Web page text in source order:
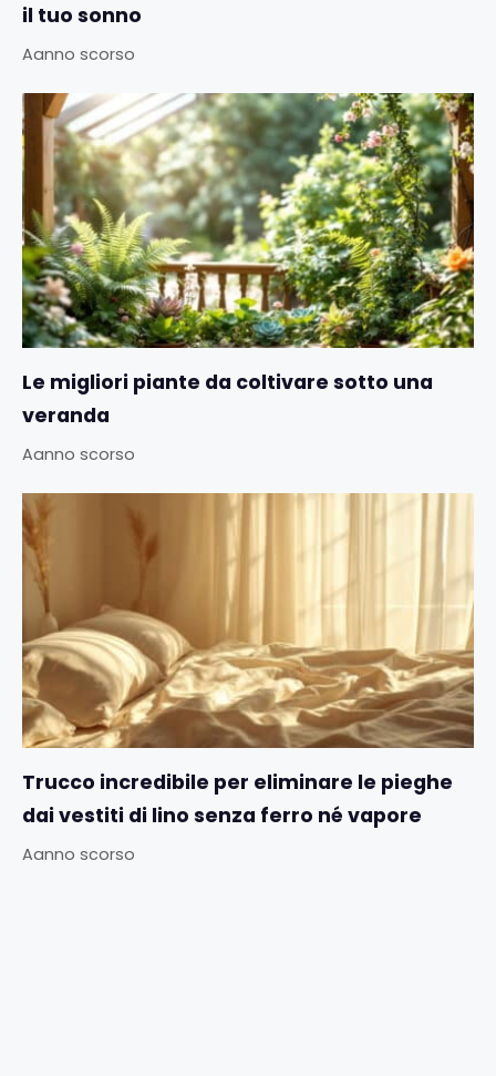
il tuo sonno
Aanno scorso
Le migliori piante da coltivare sotto una
veranda
Aanno scorso
Trucco incredibile per eliminare le pieghe
dai vestiti di lino senza ferro né vapore
Aanno scorso